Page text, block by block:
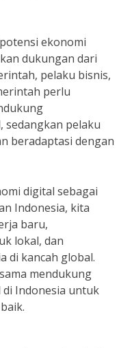
ekonomi
dukungan dari
pelaku bisnis,
perlu
sedangkan pelaku
beradaptasi dengan
digital sebagai
Indonesia, kita
baru,
lokal, dan
di kancah global.
mendukung
Indonesia untuk